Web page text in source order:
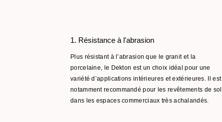
1. Résistance à l'abrasion
Plus résistant à l’abrasion que le granit et la
porcelaine, le Dekton est un choix idéal pour une
variété d’applications intérieures et extérieures. Il est
notamment recommandé pour les revêtements de sol
dans les espaces commerciaux très achalandés.